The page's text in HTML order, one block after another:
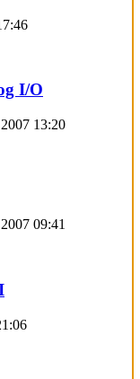
I/O
13:20
09:41